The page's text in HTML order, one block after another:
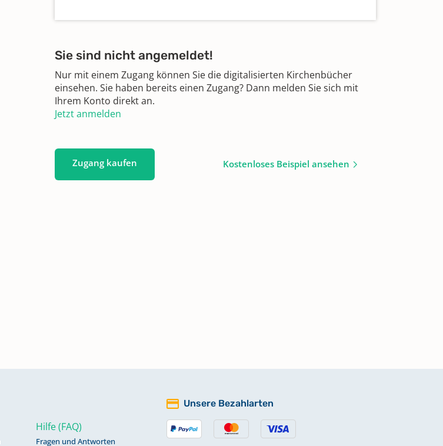
Sie sind nicht angemeldet!
Nur mit einem Zugang können Sie die digitalisierten Kirchenbücher
einsehen. Sie haben bereits einen Zugang? Dann melden Sie sich mit
Ihrem Konto direkt an.
Jetzt anmelden
Zugang kaufen Kostenloses Beispiel ansehen
Hilfe (FAQ)
Fragen und Antworten
Unsere Bezahlarten